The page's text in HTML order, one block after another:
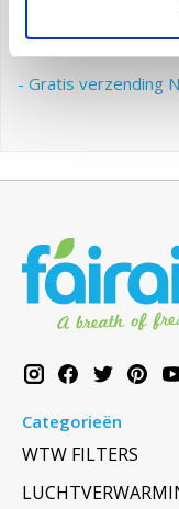
Dit is goed voor
binnenklimaat.
- Gratis verzending
Categorieën
WTW FILTERS